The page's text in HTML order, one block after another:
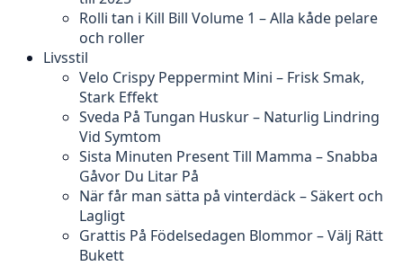
Rolli tan i Kill Bill Volume 1 – Alla kåde pelare
och roller
Livsstil
Velo Crispy Peppermint Mini – Frisk Smak,
Stark Effekt
Sveda På Tungan Huskur – Naturlig Lindring
Vid Symtom
Sista Minuten Present Till Mamma – Snabba
Gåvor Du Litar På
När får man sätta på vinterdäck – Säkert och
Lagligt
Grattis På Födelsedagen Blommor – Välj Rätt
Bukett